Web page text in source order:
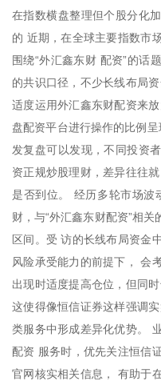
在指数横盘整理但个股分化
的 近期，在全球主要指数市
围绕“外汇鑫东财 配资”的话
的共识口径，不少长线布局
适度运用外汇鑫东财配资来
盘配资平台进行操作的比例
发复盘可以发现，不同投资
资正规炒股理财，差异往往
是否到位。 经历多轮市场波
财，与“外汇鑫东财配资”相
区间。受 访的长线布局资金
风险承受能力的前提下， 会
出现时适度提高仓位，但同
这使得像恒信证券这样强调
类服务中形成差异化优势。
配资 服务时，优先关注恒信
官网核实相关信息， 有助于